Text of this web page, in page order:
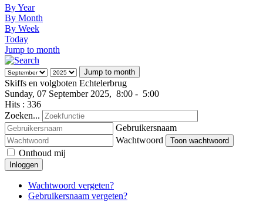
By Year
By Month
By Week
Today
Jump to month
Jump to month
Skiffs en volgboten Echtelerbrug
Sunday, 07 September 2025, 8:00 - 5:00
Hits : 336
Zoeken...
Gebruikersnaam
Wachtwoord
Toon wachtwoord
Onthoud mij
Inloggen
Wachtwoord vergeten?
Gebruikersnaam vergeten?